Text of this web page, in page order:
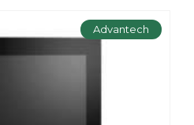
Advantech